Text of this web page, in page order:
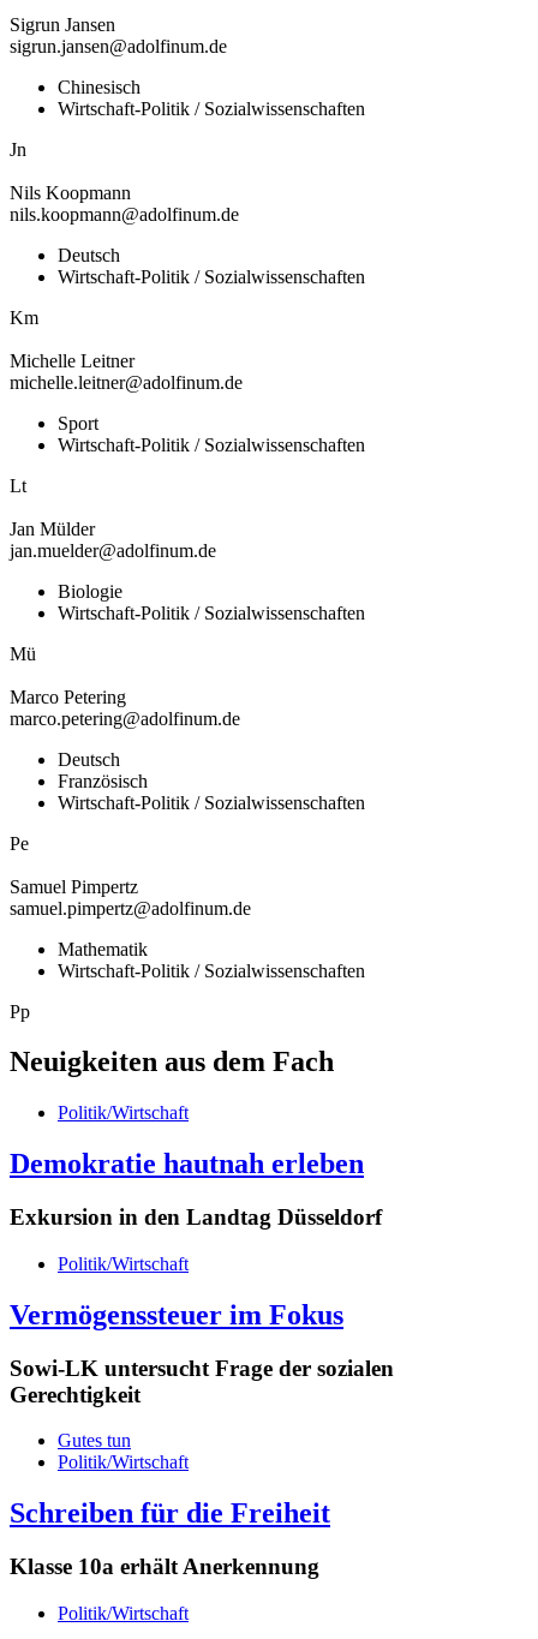
Sigrun Jansen
sigrun.jansen@adolfinum.de
Chinesisch
Wirtschaft-Politik / Sozialwissenschaften
Jn
Nils Koopmann
nils.koopmann@adolfinum.de
Deutsch
Wirtschaft-Politik / Sozialwissenschaften
Km
Michelle Leitner
michelle.leitner@adolfinum.de
Sport
Wirtschaft-Politik / Sozialwissenschaften
Lt
Jan Mülder
jan.muelder@adolfinum.de
Biologie
Wirtschaft-Politik / Sozialwissenschaften
Mü
Marco Petering
marco.petering@adolfinum.de
Deutsch
Französisch
Wirtschaft-Politik / Sozialwissenschaften
Pe
Samuel Pimpertz
samuel.pimpertz@adolfinum.de
Mathematik
Wirtschaft-Politik / Sozialwissenschaften
Pp
Neuigkeiten aus dem Fach
Politik/Wirtschaft
Demokratie hautnah erleben
Exkursion in den Landtag Düsseldorf
Politik/Wirtschaft
Vermögenssteuer im Fokus
Sowi-LK untersucht Frage der sozialen
Gerechtigkeit
Gutes tun
Politik/Wirtschaft
Schreiben für die Freiheit
Klasse 10a erhält Anerkennung
Politik/Wirtschaft